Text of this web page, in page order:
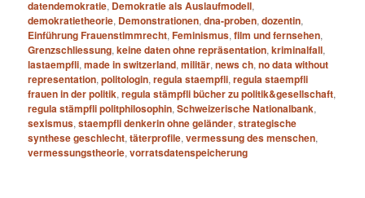
datendemokratie, Demokratie als Auslaufmodell,
demokratietheorie, Demonstrationen,dna-proben,dozentin,
Einführung Frauenstimmrecht,Feminismus,film und fernsehen,
Grenzschliessung,keine daten ohne repräsentation,kriminalfall,
lastaempfli,made in switzerland,militär,news ch,no data without
representation,politologin,regula staempfli,regula staempfli
frauen in der politik,regula stämpfli bücher zu politik&gesellschaft,
regula stämpfli politphilosophin,Schweizerische Nationalbank,
sexismus,staempfli denkerin ohne geländer,strategische
synthese geschlecht,täterprofile,vermessung des menschen,
vermessungstheorie,vorratsdatenspeicherung